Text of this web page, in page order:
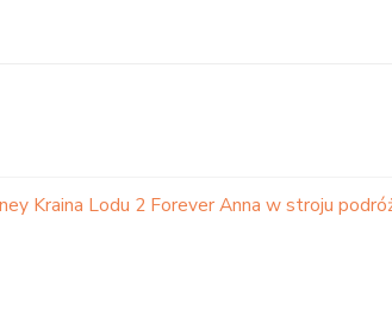
Kraina Lodu 2 Forever Anna w stroju